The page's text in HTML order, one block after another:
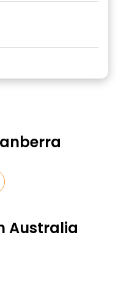
Australia